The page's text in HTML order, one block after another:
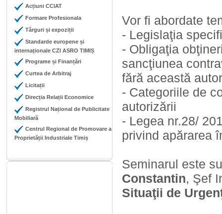
Acțiuni CCIAT
Formare Profesionala
Târguri și expoziții
Standarde europene și
internaționale CZI ASRO TIMIȘ
Programe și Finanțări
Curtea de Arbitraj
Licitații
Direcția Relații Economice
Registrul Național de Publicitate
Mobiliară
Centrul Regional de Promovare a
Proprietății Industriale Timiș
Vor fi abordate
- Legislaţia
- Obligaţia
sancţiunea
fără această
- Categoriile de
autorizării
- Legea nr.28/
privind apărarea
Seminarul este
Constantin, Şef
Situaţii de